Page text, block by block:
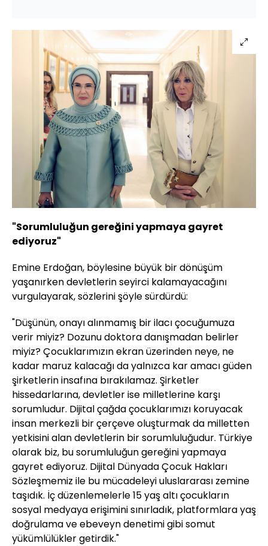
"Sorumluluğun gereğini yapmaya gayret
ediyoruz"
Emine Erdoğan, böylesine büyük bir dönüşüm
yaşanırken devletlerin seyirci kalamayacağını
vurgulayarak, sözlerini şöyle sürdürdü:
"Düşünün, onayı alınmamış bir ilacı çocuğumuza
verir miyiz? Dozunu doktora danışmadan belirler
miyiz? Çocuklarımızın ekran üzerinden neye, ne
kadar maruz kalacağı da yalnızca kar amacı güden
şirketlerin insafına bırakılamaz. Şirketler
hissedarlarına, devletler ise milletlerine karşı
sorumludur. Dijital çağda çocuklarımızı koruyacak
insan merkezli bir çerçeve oluşturmak da milletten
yetkisini alan devletlerin bir sorumluluğudur. Türkiye
olarak biz, bu sorumluluğun gereğini yapmaya
gayret ediyoruz. Dijital Dünyada Çocuk Hakları
Sözleşmemiz ile bu mücadeleyi uluslararası zemine
taşıdık. İç düzenlemelerle 15 yaş altı çocukların
sosyal medyaya erişimini sınırladık, platformlara yaş
doğrulama ve ebeveyn denetimi gibi somut
yükümlülükler getirdik."